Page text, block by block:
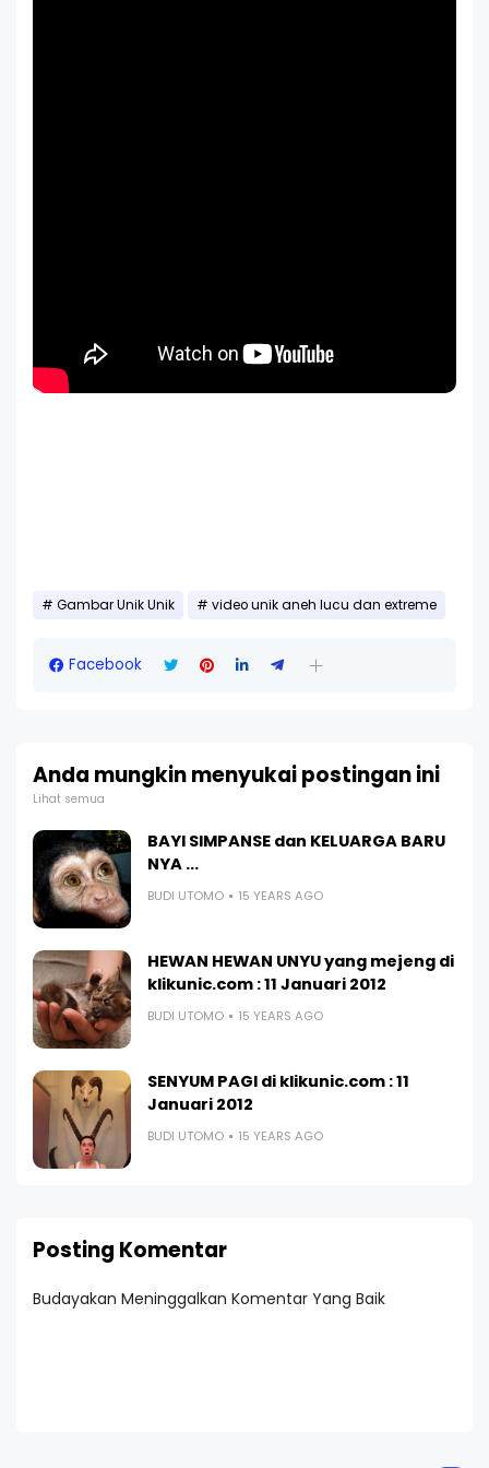
Gambar Unik Unik video unik aneh lucu dan extreme
Facebook
Anda mungkin menyukai postingan ini
Lihat semua
BAYI SIMPANSE dan KELUARGA BARU
NYA ...
BUDI UTOMO 15 YEARS AGO
HEWAN HEWAN UNYU yang mejeng di
klikunic.com : 11 Januari 2012
BUDI UTOMO 15 YEARS AGO
SENYUM PAGI di klikunic.com : 11
Januari 2012
BUDI UTOMO 15 YEARS AGO
Posting Komentar
Budayakan Meninggalkan Komentar Yang Baik